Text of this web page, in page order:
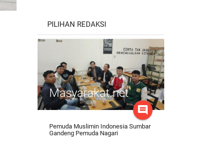
PILIHAN REDAKSI
Masyarakat.net
comment
Pemuda Muslimin Indonesia Sumbar
Gandeng Pemuda Nagari